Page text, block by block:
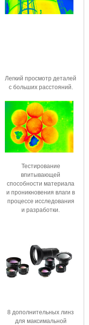
Легкий просмотр деталей
с больших расстояний.
Тестирование
впитывающей
способности материала
и проникновения влаги в
процессе исследования
и разработки.
8 дополнительных линз
для максимальной